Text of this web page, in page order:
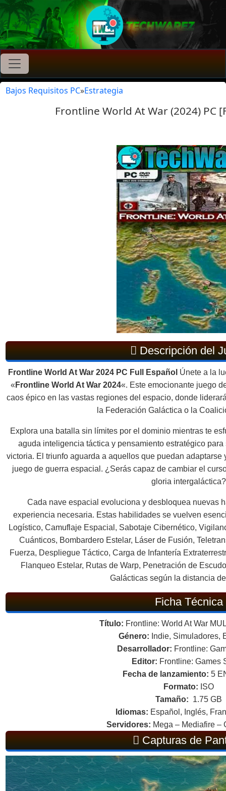
Bajos Requisitos PC»Estrategia
Frontline World At War (2024) PC
Descripción del
Frontline World At War 2024 PC Full Español Únete a la
« Frontline World At War 2024«. Este emocionante juego
caos épico en las vastas regiones del espacio, donde
la Federación Galáctica o la
Explora una batalla sin límites por el dominio mientras te
aguda inteligencia táctica y pensamiento estratégico
victoria. El triunfo aguarda a aquellos que puedan
juego de guerra espacial. ¿Serás capaz de cambiar el
gloria intergaláctica?
Cada nave espacial evoluciona y desbloquea nuevas
experiencia necesaria. Estas habilidades se vuelven
Logístico, Camuflaje Espacial, Sabotaje Cibernético,
Cuánticos, Bombardero Estelar, Láser de Fusión,
Fuerza, Despliegue Táctico, Carga de Infantería
Flanqueo Estelar, Rutas de Warp, Penetración de
Galácticas según la distancia
Ficha Técnica
Título: Frontline: World At War
Género: Indie, Simuladores,
Desarrollador: Frontline:
Editor: Frontline: Games
Fecha de lanzamiento: 5
Formato: ISO
Tamaño: 1.75 GB
Idiomas: Español, Inglés,
Servidores: Mega – Mediafire –
Capturas de